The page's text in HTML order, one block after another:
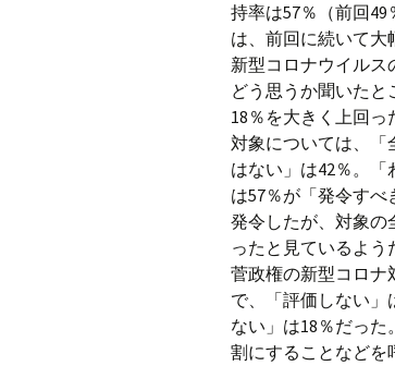
持率は57％（前回
は、前回に続いて大
新型コロナウイルス
どう思うか聞いた
18％を大きく上回
対象については、「
はない」は42％。
は57％が「発令す
発令したが、対象の
ったと見ているよう
菅政権の新型コロナ
で、「評価しない」
ない」は18％だっ
割にすることなどを